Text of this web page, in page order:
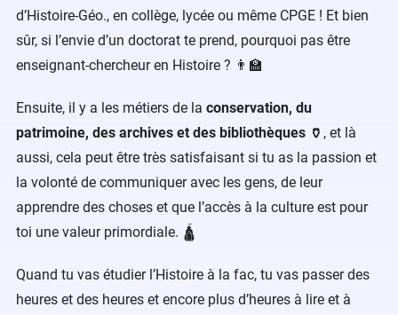
d’Histoire-Géo., en collège, lycée ou même CPGE ! Et bien
sûr, si l’envie d’un doctorat te prend, pourquoi pas être
enseignant-chercheur en Histoire ? 👨‍🏫
Ensuite, il y a les métiers de la conservation, du
patrimoine, des archives et des bibliothèques 🏺 , et là
aussi, cela peut être très satisfaisant si tu as la passion et
la volonté de communiquer avec les gens, de leur
apprendre des choses et que l’accès à la culture est pour
toi une valeur primordiale. 🛕
Quand tu vas étudier l’Histoire à la fac, tu vas passer des
heures et des heures et encore plus d’heures à lire et à